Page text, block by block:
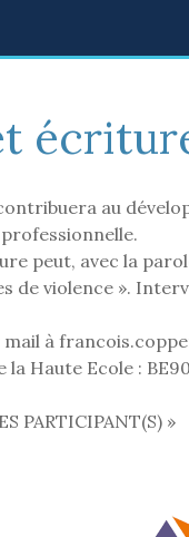
au
peut, avec la
de violence ».
à
Haute Ecole :
PARTICIPANT(S) »